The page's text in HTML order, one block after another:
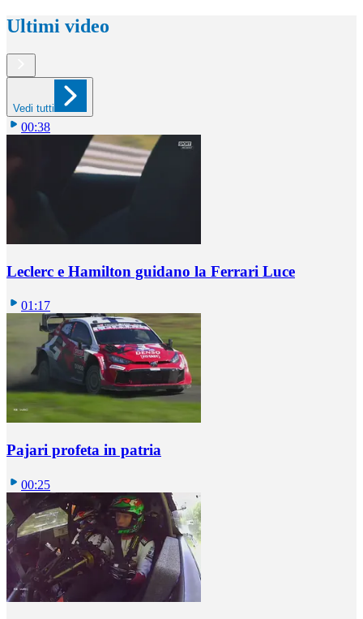
Ultimi video
Vedi tutti
00:38
Leclerc e Hamilton guidano la Ferrari Luce
01:17
Pajari profeta in patria
00:25